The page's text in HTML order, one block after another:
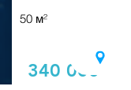
50 м²
340 000